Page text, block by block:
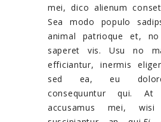
mei, dico alienum
Sea modo populo
animal patrioque et,
saperet vis. Usu no
efficiantur, inermis
sed ea, eu
consequuntur qui.
accusamus mei, wisi